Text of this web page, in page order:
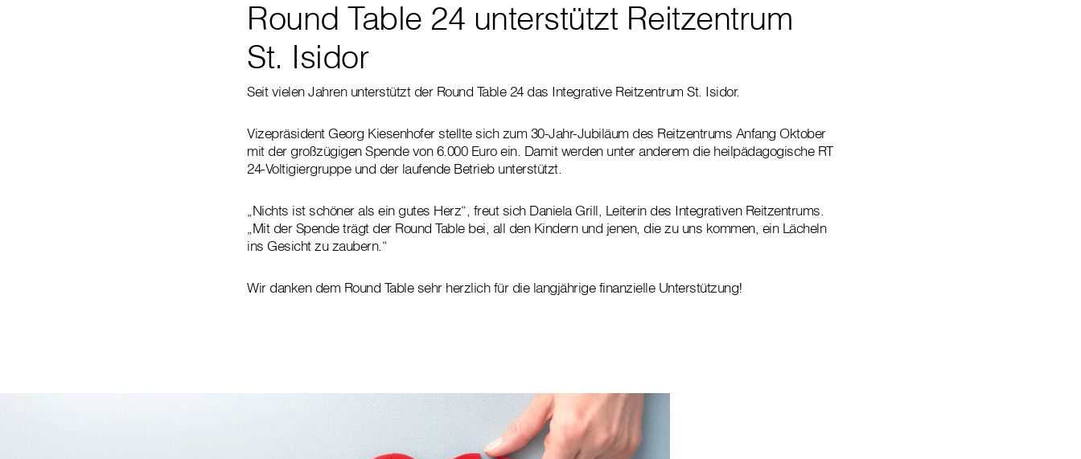
Round Table 24 unterstützt Reitzentrum
St. Isidor
Seit vielen Jahren unterstützt der Round Table 24 das Integrative Reitzentrum St. Isidor.
Vizepräsident Georg Kiesenhofer stellte sich zum 30-Jahr-Jubiläum des Reitzentrums Anfang Oktober
mit der großzügigen Spende von 6.000 Euro ein. Damit werden unter anderem die heilpädagogische RT
24-Voltigiergruppe und der laufende Betrieb unterstützt.
„Nichts ist schöner als ein gutes Herz“, freut sich Daniela Grill, Leiterin des Integrativen Reitzentrums.
„Mit der Spende trägt der Round Table bei, all den Kindern und jenen, die zu uns kommen, ein Lächeln
ins Gesicht zu zaubern.“
Wir danken dem Round Table sehr herzlich für die langjährige finanzielle Unterstützung!